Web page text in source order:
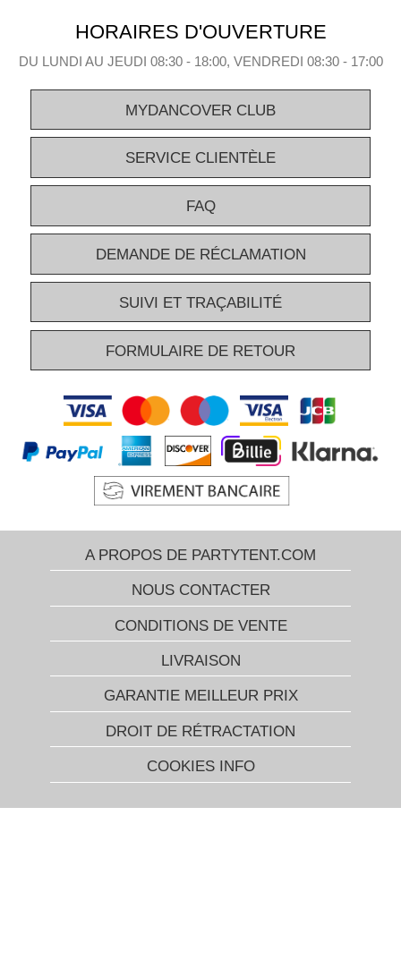
HORAIRES D'OUVERTURE
DU LUNDI AU JEUDI 08:30 - 18:00, VENDREDI 08:30 - 17:00
MYDANCOVER CLUB
SERVICE CLIENTÈLE
FAQ
DEMANDE DE RÉCLAMATION
SUIVI ET TRAÇABILITÉ
FORMULAIRE DE RETOUR
A PROPOS DE PARTYTENT.COM
NOUS CONTACTER
CONDITIONS DE VENTE
LIVRAISON
GARANTIE MEILLEUR PRIX
DROIT DE RÉTRACTATION
COOKIES INFO